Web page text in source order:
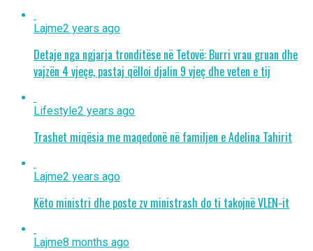
Lajme2 years ago
Detaje nga ngjarja tronditëse në Tetovë: Burri vrau gruan dhe
vajzën 4 vjeçe, pastaj qëlloi djalin 9 vjeç dhe veten e tij
Lifestyle2 years ago
Trashet miqësia me maqedonë në familjen e Adelina Tahirit
Lajme2 years ago
Këto ministri dhe poste zv ministrash do ti takojnë VLEN-it
Lajme8 months ago